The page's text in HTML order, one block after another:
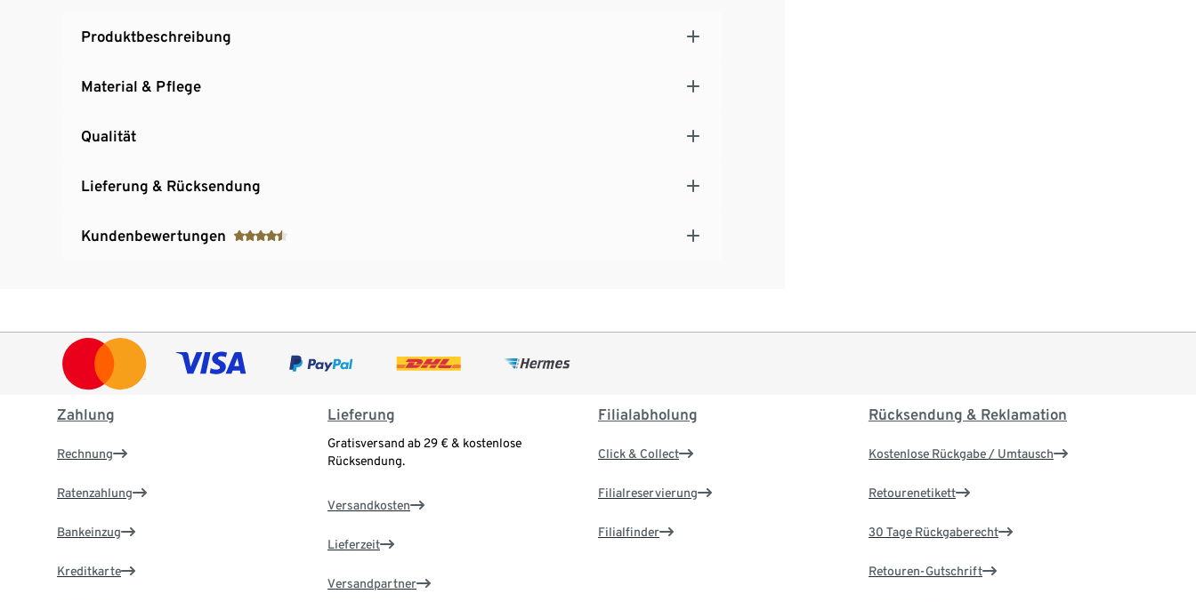
Produktbeschreibung
Material & Pflege
Qualität
Lieferung & Rücksendung
Kundenbewertungen
Zahlung
Rechnung
Ratenzahlung
Bankeinzug
Kreditkarte
Lieferung
Gratisversand ab 29 € & kostenlose
Rücksendung.
Versandkosten
Lieferzeit
Versandpartner
Filialabholung
Click & Collect
Filialreservierung
Filialfinder
Rücksendung & Reklamation
Kostenlose Rückgabe / Umtausch
Retourenetikett
30 Tage Rückgaberecht
Retouren-Gutschrift